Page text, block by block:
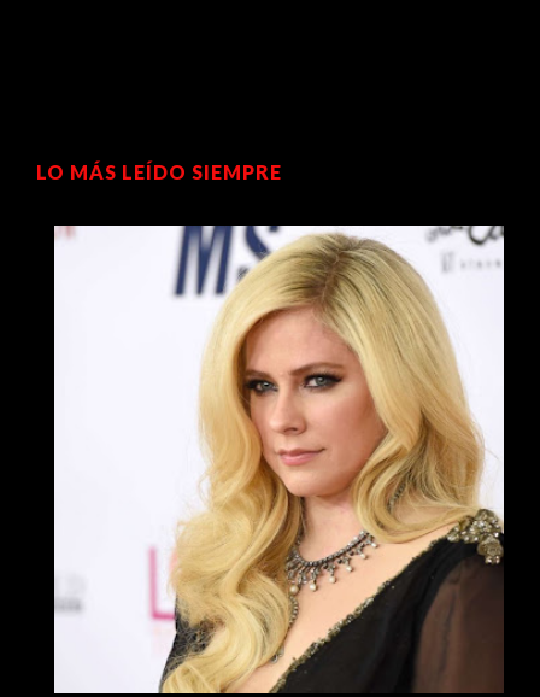
LO MÁS LEÍDO SIEMPRE